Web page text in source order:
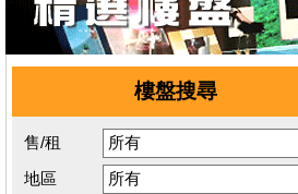
樓盤搜尋
售/租
地區